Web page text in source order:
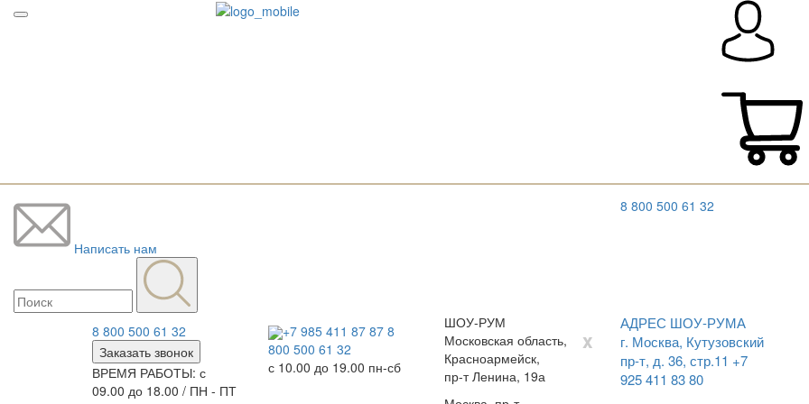
Написать нам
8 800 500 61 32
8 800 500 61 32
Заказать звонок
ВРЕМЯ РАБОТЫ: с
09.00 до 18.00 / ПН - ПТ
+7 985 411 87 87 8
800 500 61 32
с 10.00 до 19.00 пн-сб
ШОУ-РУМ
x
Московская область,
Красноармейск,
пр-т Ленина, 19а
АДРЕС ШОУ-РУМА
г. Москва, Кутузовский
пр-т, д. 36, стр.11 +7
925 411 83 80